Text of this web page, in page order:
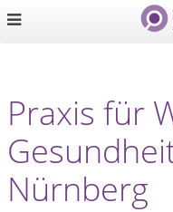
Praxis für
Nürnberg